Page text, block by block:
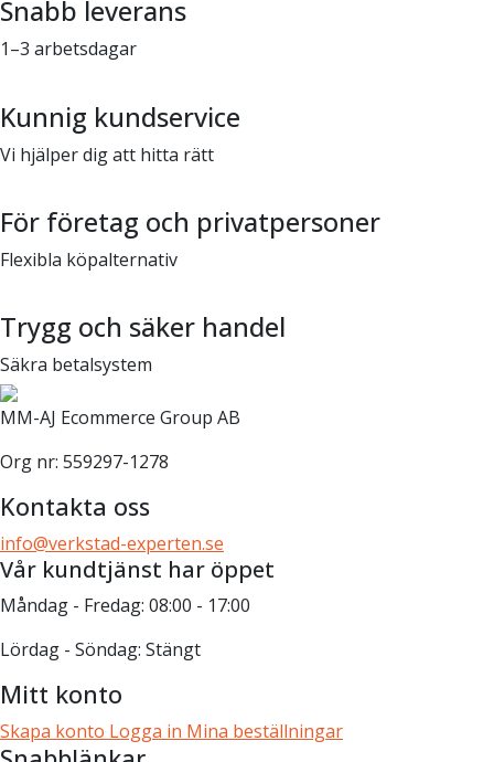
Snabb leverans
1–3 arbetsdagar
Kunnig kundservice
Vi hjälper dig att hitta rätt
För företag och privatpersoner
Flexibla köpalternativ
Trygg och säker handel
Säkra betalsystem
MM-AJ Ecommerce Group AB
Org nr: 559297-1278
Kontakta oss
info@verkstad-experten.se
Vår kundtjänst har öppet
Måndag - Fredag: 08:00 - 17:00
Lördag - Söndag: Stängt
Mitt konto
Skapa konto Logga in Mina beställningar